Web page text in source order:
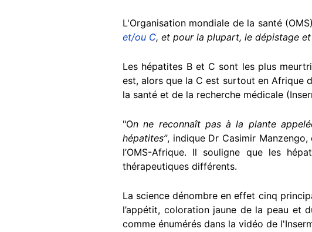
L'Organisation mondiale de la santé
et/ou C, et pour la plupart, le dépistage
Les hépatites B et C sont les plus
est, alors que la C est surtout en Afrique
la santé et de la recherche médicale
"On ne reconnaît pas à la plante
hépatites”, indique Dr Casimir
l’OMS-Afrique. Il souligne que les
thérapeutiques différents.
La science dénombre en effet cinq
l’appétit, coloration jaune de la peau et
comme énumérés dans la vidéo de